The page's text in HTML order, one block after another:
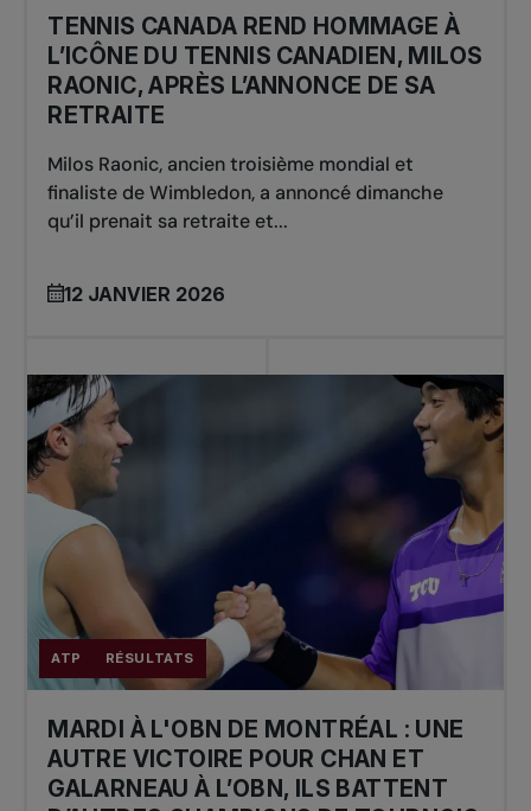
TENNIS CANADA REND HOMMAGE À
L’ICÔNE DU TENNIS CANADIEN, MILOS
RAONIC, APRÈS L’ANNONCE DE SA
RETRAITE
Milos Raonic, ancien troisième mondial et
finaliste de Wimbledon, a annoncé dimanche
qu’il prenait sa retraite et...
12 JANVIER 2026
ATP RÉSULTATS
MARDI À L'OBN DE MONTRÉAL : UNE
AUTRE VICTOIRE POUR CHAN ET
GALARNEAU À L’OBN, ILS BATTENT